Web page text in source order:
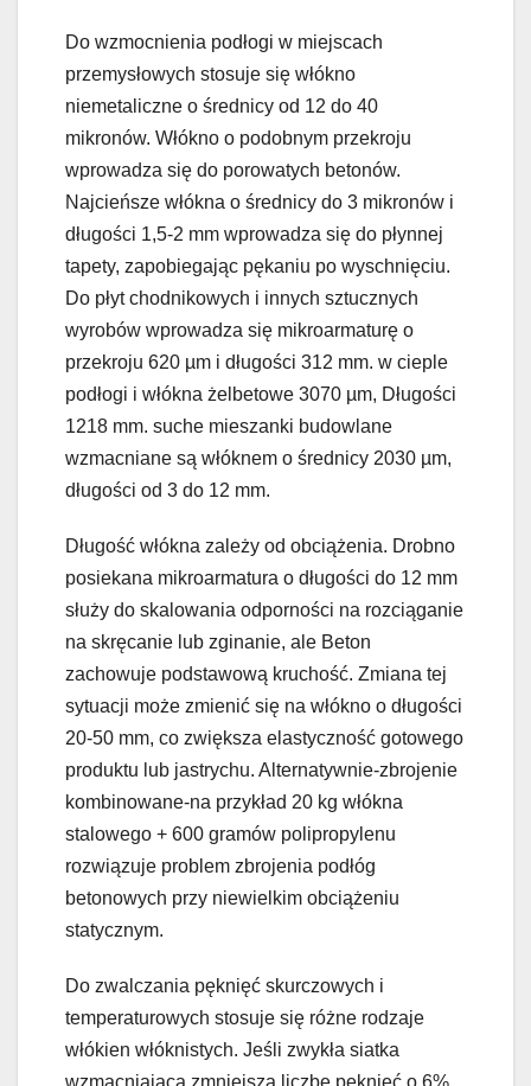
Do wzmocnienia podłogi w miejscach
przemysłowych stosuje się włókno
niemetaliczne o średnicy od 12 do 40
mikronów. Włókno o podobnym przekroju
wprowadza się do porowatych betonów.
Najcieńsze włókna o średnicy do 3 mikronów i
długości 1,5-2 mm wprowadza się do płynnej
tapety, zapobiegając pękaniu po wyschnięciu.
Do płyt chodnikowych i innych sztucznych
wyrobów wprowadza się mikroarmaturę o
przekroju 620 µm i długości 312 mm. w cieple
podłogi i włókna żelbetowe 3070 µm, Długości
1218 mm. suche mieszanki budowlane
wzmacniane są włóknem o średnicy 2030 µm,
długości od 3 do 12 mm.
Długość włókna zależy od obciążenia. Drobno
posiekana mikroarmatura o długości do 12 mm
służy do skalowania odporności na rozciąganie
na skręcanie lub zginanie, ale Beton
zachowuje podstawową kruchość. Zmiana tej
sytuacji może zmienić się na włókno o długości
20-50 mm, co zwiększa elastyczność gotowego
produktu lub jastrychu. Alternatywnie-zbrojenie
kombinowane-na przykład 20 kg włókna
stalowego + 600 gramów polipropylenu
rozwiązuje problem zbrojenia podłóg
betonowych przy niewielkim obciążeniu
statycznym.
Do zwalczania pęknięć skurczowych i
temperaturowych stosuje się różne rodzaje
włókien włóknistych. Jeśli zwykła siatka
wzmacniająca zmniejsza liczbę pęknięć o 6%,